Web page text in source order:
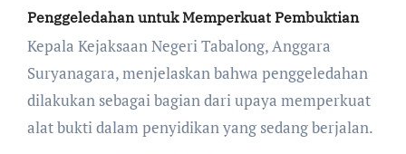
Penggeledahan untuk Memperkuat Pembuktian
Kepala Kejaksaan Negeri Tabalong, Anggara
Suryanagara, menjelaskan bahwa penggeledahan
dilakukan sebagai bagian dari upaya memperkuat
alat bukti dalam penyidikan yang sedang berjalan.